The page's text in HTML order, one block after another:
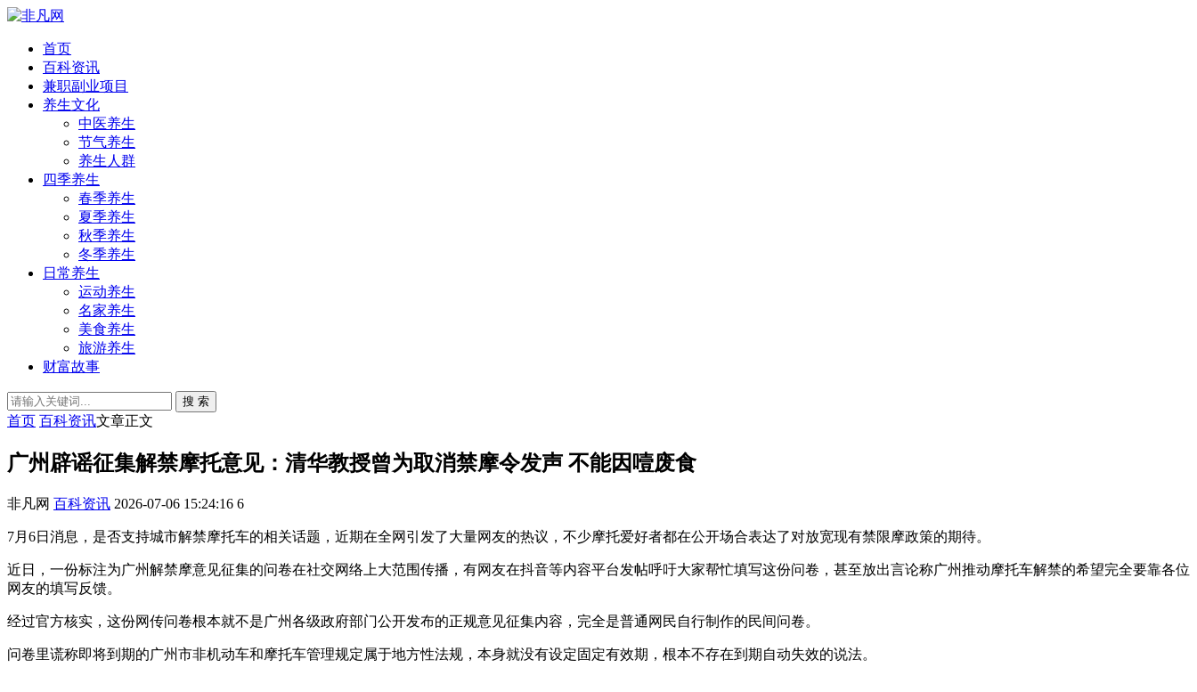
首页
百科资讯
兼职副业项目
养生文化
中医养生
节气养生
养生人群
四季养生
春季养生
夏季养生
秋季养生
冬季养生
日常养生
运动养生
名家养生
美食养生
旅游养生
财富故事
搜 索
首页 百科资讯文章正文
广州辟谣征集解禁摩托意见：清华教授曾为取消禁摩令发声 不能因噎废食
非凡网 百科资讯 2026-07-06 15:24:16 6
7月6日消息，是否支持城市解禁摩托车的相关话题，近期在全网引发了大量网友的热议，不少摩托爱好者都在公开场合表达了对放宽现有禁限摩政策的期待。
近日，一份标注为广州解禁摩意见征集的问卷在社交网络上大范围传播，有网友在抖音等内容平台发帖呼吁大家帮忙填写这份问卷，甚至放出言论称广州推动摩托车解禁的希望完全要靠各位
网友的填写反馈。
经过官方核实，这份网传问卷根本就不是广州各级政府部门公开发布的正规意见征集内容，完全是普通网民自行制作的民间问卷。
问卷里谎称即将到期的广州市非机动车和摩托车管理规定属于地方性法规，本身就没有设定固定有效期，根本不存在到期自动失效的说法。